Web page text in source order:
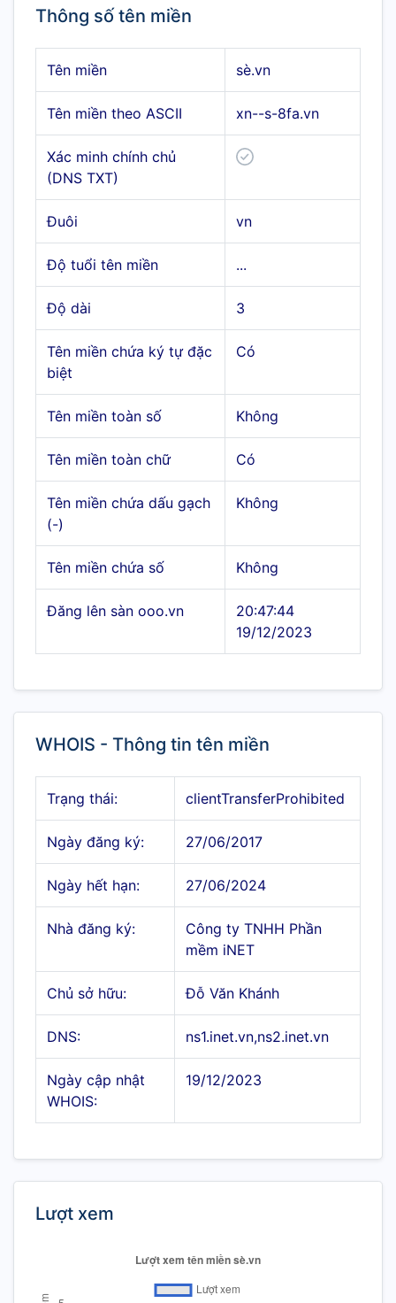
Thông số tên miền
Tên miền sè.vn
Tên miền theo ASCII xn--s-8fa.vn
Xác minh chính chủ
(DNS TXT)
Đuôi vn
Độ tuổi tên miền ...
Độ dài 3
Tên miền chứa ký tự đặc
biệt
Có
Tên miền toàn số Không
Tên miền toàn chữ Có
Tên miền chứa dấu gạch
(-)
Không
Tên miền chứa số Không
Đăng lên sàn ooo.vn
20:47:44
19/12/2023
WHOIS - Thông tin tên miền
Trạng thái: clientTransferProhibited
Ngày đăng ký: 27/06/2017
Ngày hết hạn: 27/06/2024
Nhà đăng ký:
Công ty TNHH Phần
mềm iNET
Chủ sở hữu: Đỗ Văn Khánh
DNS: ns1.inet.vn,ns2.inet.vn
Ngày cập nhật
WHOIS:
19/12/2023
Lượt xem